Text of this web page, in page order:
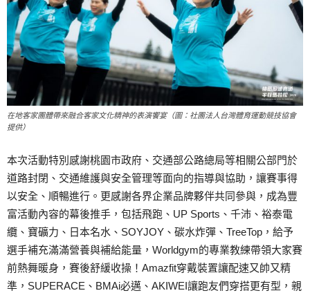
在地客家團體帶來融合客家文化精神的表演饗宴（圖：社團法人台灣體育運動競技協會
提供）
本次活動特別感謝桃園市政府、交通部公路總局等相關公部門於
道路封閉、交通維護與安全管理等面向的指導與協助，讓賽事得
以安全、順暢進行。更感謝各界企業品牌夥伴共同參與，成為豐
富活動內容的幕後推手，包括飛跑、UP Sports、千沛、裕泰電
纜、寶礦力、日本名水、SOYJOY、碳水炸彈、TreeTop，給予
選手補充滿滿營養與補給能量，Worldgym的專業教練帶領大家賽
前熱舞暖身，賽後舒緩收操！Amazfit穿戴裝置讓配速又帥又精
準，SUPERACE、BMAi必邁、AKIWEI讓跑友們穿搭更有型，親